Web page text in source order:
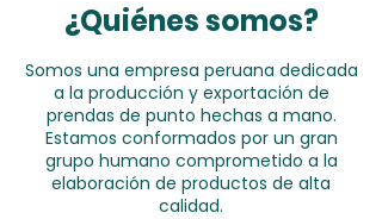
¿Quiénes somos?
Somos una empresa peruana dedicada
a la producción y exportación de
prendas de punto hechas a mano.
Estamos conformados por un gran
grupo humano comprometido a la
elaboración de productos de alta
calidad.